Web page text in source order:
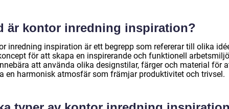
är kontor inredning inspiration?
inredning inspiration är ett begrepp som refererar till olika
för att skapa en inspirerande och funktionell
att använda olika designstilar, färger och material för
en harmonisk atmosfär som främjar produktivitet och trivsel.